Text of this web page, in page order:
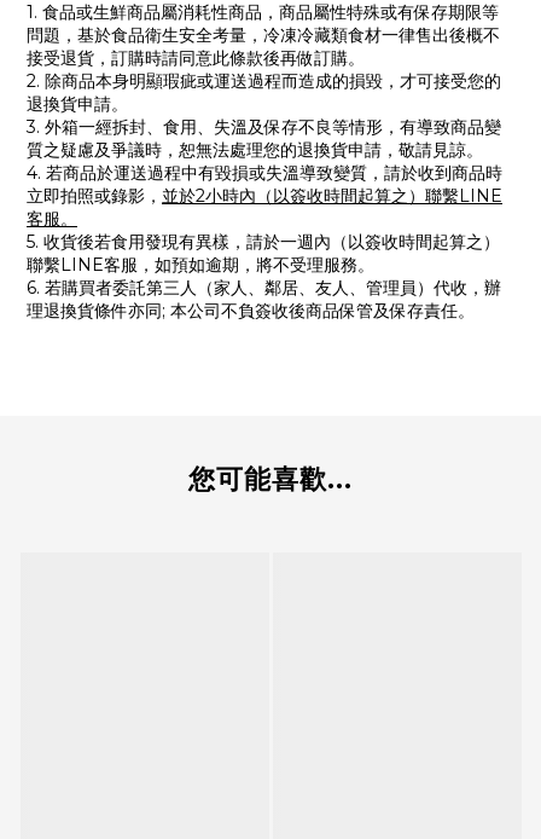
1. 食品或生鮮商品屬消耗性商品，商品屬性特殊或有保存期限等
問題，基於食品衛生安全考量，冷凍冷藏類食材一律售出後概不
接受退貨，訂購時請同意此條款後再做訂購。
2. 除商品本身明顯瑕疵或運送過程而造成的損毀，才可接受您的
退換貨申請。
3. 外箱一經拆封、食用、失溫及保存不良等情形，有導致商品變
質之疑慮及爭議時，恕無法處理您的退換貨申請，敬請見諒。
4. 若商品於運送過程中有毀損或失溫導致變質，請於收到商品時
立即拍照或錄影， 並於2小時內（以簽收時間起算之）聯繫LINE
客服。
5. 收貨後若食用發現有異樣，請於一週內（以簽收時間起算之）
聯繫LINE客服，如預如逾期，將不受理服務。
6. 若購買者委託第三人（家人、鄰居、友人、管理員）代收，辦
理退換貨條件亦同; 本公司不負簽收後商品保管及保存責任。
您可能喜歡...